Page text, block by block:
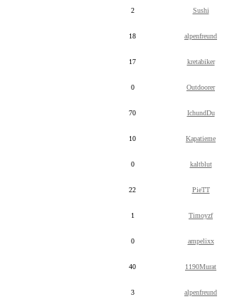
2 Sushi
18 alpenfreund
17 kretabiker
0 Outdoorer
70 IchundDu
10 Kapatieme
0 kaltblut
22 PieTT
1 Timoyzf
0 ampelixx
40 1190Murat
3 alpenfreund